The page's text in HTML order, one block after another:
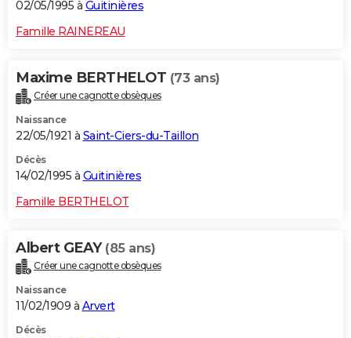
02/05/1995 à Guitinières
Famille RAINEREAU
Maxime BERTHELOT (73 ans)
Créer une cagnotte obsèques
Naissance
22/05/1921 à Saint-Ciers-du-Taillon
Décès
14/02/1995 à Guitinières
Famille BERTHELOT
Albert GEAY (85 ans)
Créer une cagnotte obsèques
Naissance
11/02/1909 à Arvert
Décès